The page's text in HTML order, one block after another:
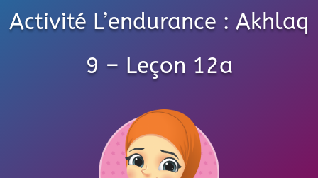
Activité L’endurance : Akhlaq
9 – Leçon 12a